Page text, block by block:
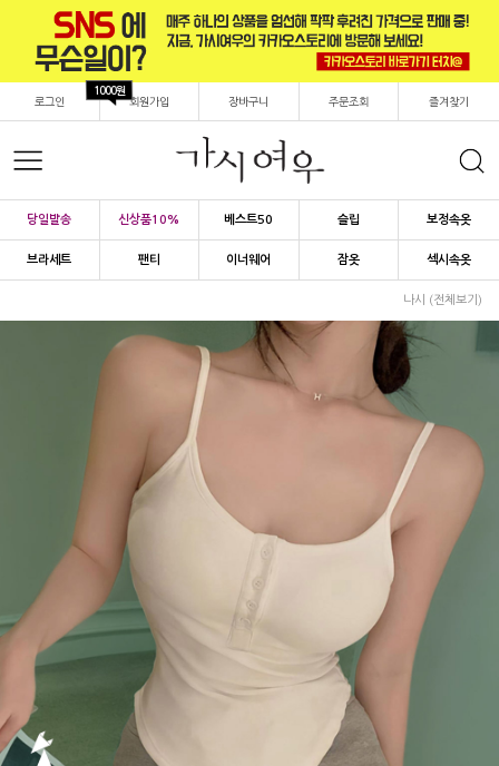
로그인 회원가입
1000원
장바구니 주문조회 즐겨찾기
당일발송 신상품10% 베스트50 슬립 보정속옷
브라세트 팬티 이너웨어 잠옷 섹시속옷
나시 (전체보기)